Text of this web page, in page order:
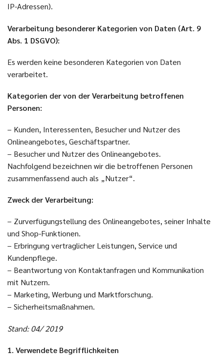
IP-Adressen).
Verarbeitung besonderer Kategorien von Daten (Art. 9
Abs. 1 DSGVO):
Es werden keine besonderen Kategorien von Daten
verarbeitet.
Kategorien der von der Verarbeitung betroffenen
Personen:
– Kunden, Interessenten, Besucher und Nutzer des
Onlineangebotes, Geschäftspartner.
– Besucher und Nutzer des Onlineangebotes.
Nachfolgend bezeichnen wir die betroffenen Personen
zusammenfassend auch als „Nutzer“.
Zweck der Verarbeitung:
– Zurverfügungstellung des Onlineangebotes, seiner Inhalte
und Shop-Funktionen.
– Erbringung vertraglicher Leistungen, Service und
Kundenpflege.
– Beantwortung von Kontaktanfragen und Kommunikation
mit Nutzern.
– Marketing, Werbung und Marktforschung.
– Sicherheitsmaßnahmen.
Stand: 04/ 2019
1. Verwendete Begrifflichkeiten